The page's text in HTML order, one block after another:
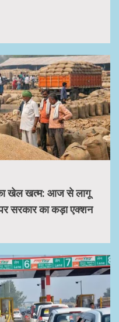
का खेल खत्म: आज से लागू
सरकार का कड़ा एक्शन